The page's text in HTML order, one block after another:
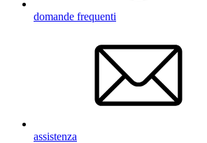
domande frequenti
assistenza